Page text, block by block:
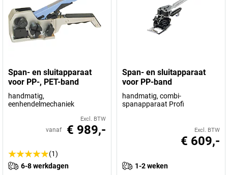
Span- en sluitapparaat
voor PP-, PET-band
handmatig,
eenhendelmechaniek
Excl. BTW
vanaf € 989,-
(1)
6-8 werkdagen
Span- en sluitapparaat
voor PP-band
handmatig, combi-
spanapparaat Profi
Excl. BTW
€ 609,-
1-2 weken